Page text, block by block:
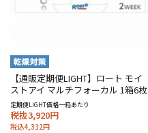
【通販定期便LIGHT】ロート モイ
ストアイ マルチフォーカル 1箱6枚
定期便LIGHT価格一箱あたり
税抜3,920円
税込4,312円